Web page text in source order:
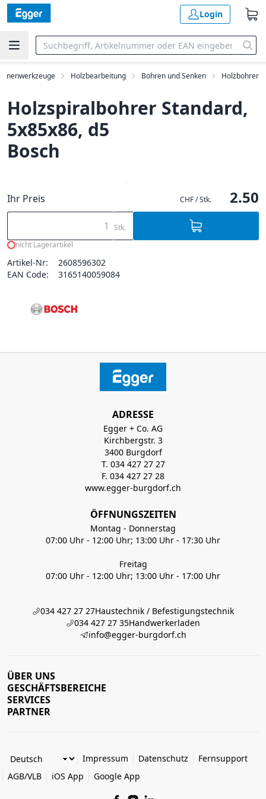
Login
Holzbearbeitung Bohren und Senken Holzbohrer
Holzspiralbohrer Standard,
5x85x86, d5
Bosch
Ihr Preis CHF / Stk. 2.50
Stk.
nicht Lagerartikel
Artikel-Nr:
2608596302
EAN Code:
3165140059084
ADRESSE
Egger + Co. AG
Kirchbergstr. 3
3400 Burgdorf
T. 034 427 27 27
F. 034 427 27 28
www.egger-burgdorf.ch
ÖFFNUNGSZEITEN
Montag - Donnerstag
07:00 Uhr - 12:00 Uhr; 13:00 Uhr - 17:30 Uhr
Freitag
07:00 Uhr - 12:00 Uhr; 13:00 Uhr - 17:00 Uhr
034 427 27 27Haustechnik / Befestigungstechnik
034 427 27 35Handwerkerladen
info@egger-burgdorf.ch
ÜBER UNS
GESCHÄFTSBEREICHE
SERVICES
PARTNER
Impressum Datenschutz
Fernsupport
AGB/VLB
iOS App Google App